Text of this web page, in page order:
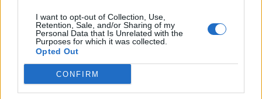
I want to opt-out of Collection, Use,
Retention, Sale, and/or Sharing of my
Personal Data that Is Unrelated with the
Purposes for which it was collected.
Opted Out
CONFIRM